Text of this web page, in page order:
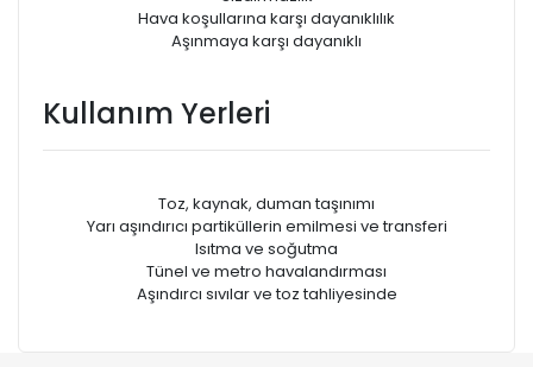
Hava koşullarına karşı dayanıklılık
Aşınmaya karşı dayanıklı
Kullanım Yerleri
Toz, kaynak, duman taşınımı
Yarı aşındırıcı partiküllerin emilmesi ve transferi
Isıtma ve soğutma
Tünel ve metro havalandırması
Aşındırcı sıvılar ve toz tahliyesinde